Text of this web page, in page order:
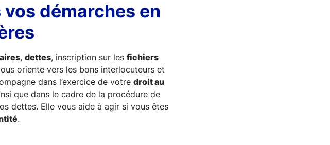
démarches en
, dettes, inscription sur les fichiers
oriente vers les bons interlocuteurs et
dans l’exercice de votre droit au
que dans le cadre de la procédure de
dettes. Elle vous aide à agir si vous êtes
.